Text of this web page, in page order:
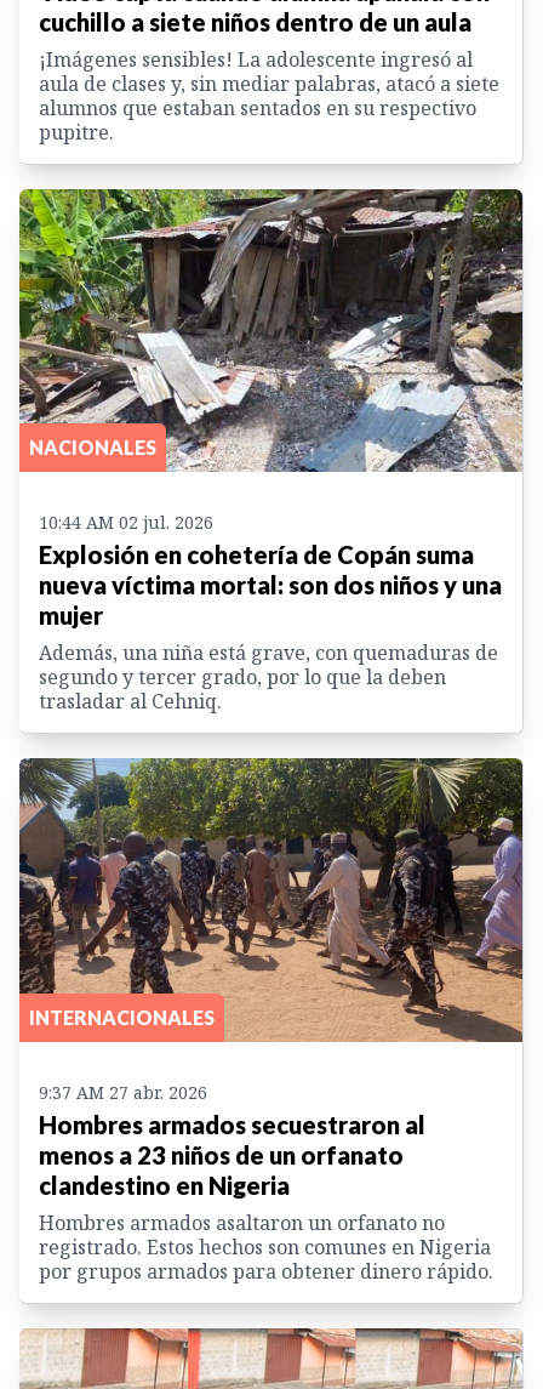
cuchillo a siete niños dentro de un aula
¡Imágenes sensibles! La adolescente ingresó al
aula de clases y, sin mediar palabras, atacó a siete
alumnos que estaban sentados en su respectivo
pupitre.
NACIONALES
10:44 AM 02 jul. 2026
Explosión en cohetería de Copán suma
nueva víctima mortal: son dos niños y una
mujer
Además, una niña está grave, con quemaduras de
segundo y tercer grado, por lo que la deben
trasladar al Cehniq.
INTERNACIONALES
9:37 AM 27 abr. 2026
Hombres armados secuestraron al
menos a 23 niños de un orfanato
clandestino en Nigeria
Hombres armados asaltaron un orfanato no
registrado. Estos hechos son comunes en Nigeria
por grupos armados para obtener dinero rápido.